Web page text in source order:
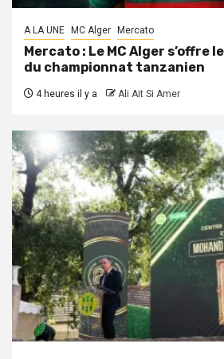
A LA UNE MC Alger Mercato
Mercato : Le MC Alger s’offre
du championnat tanzanien
4 heures il y a Ali Ait Si Amer